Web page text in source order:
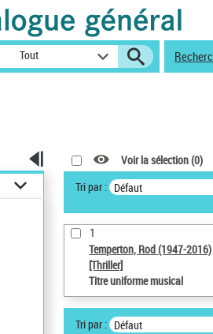
Tout
Voir la sélection (0)
Tri par : Défaut
1
Temperton, Rod (1947-2016)
[Thriller]
Titre uniforme musical
Tri par : Défaut